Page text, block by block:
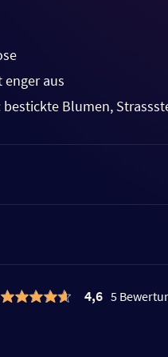
enger aus
Blumen,
4,6 5